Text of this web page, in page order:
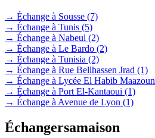
→ Échange à Sousse (7)
→ Échange à Tunis (5)
→ Échange à Nabeul (2)
→ Échange à Le Bardo (2)
→ Échange à Tunisia (2)
→ Échange à Rue Bellhassen Jrad (1)
→ Échange à Lycée El Habib Maazoun
→ Échange à Port El-Kantaoui (1)
→ Échange à Avenue de Lyon (1)
Échangersamaison